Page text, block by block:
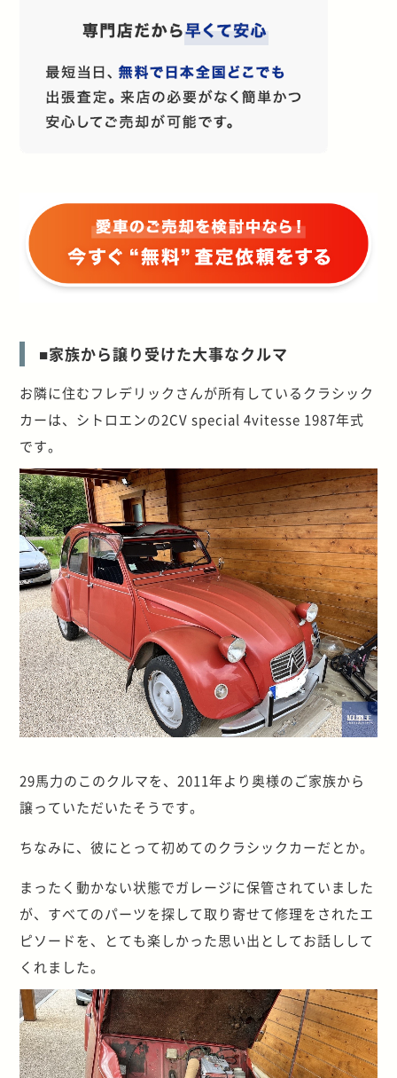
■家族から譲り受けた大事なクルマ
お隣に住むフレデリックさんが所有しているクラシック
カーは、シトロエンの2CV special 4vitesse 1987年式
です。
29馬力のこのクルマを、2011年より奥様のご家族から
譲っていただいたそうです。
ちなみに、彼にとって初めてのクラシックカーだとか。
まったく動かない状態でガレージに保管されていました
が、すべてのパーツを探して取り寄せて修理をされたエ
ピソードを、とても楽しかった思い出としてお話しして
くれました。